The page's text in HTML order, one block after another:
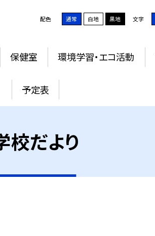
配色 通常 白地 黒地 文字
保健室 環境学習・エコ活動
予定表
校だより